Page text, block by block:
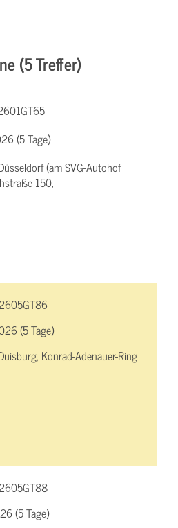
(5 Treffer)
(5 Tage)
(am SVG-Autohof
150,
(5 Tage)
Konrad-Adenauer-Ring
(5 Tage)